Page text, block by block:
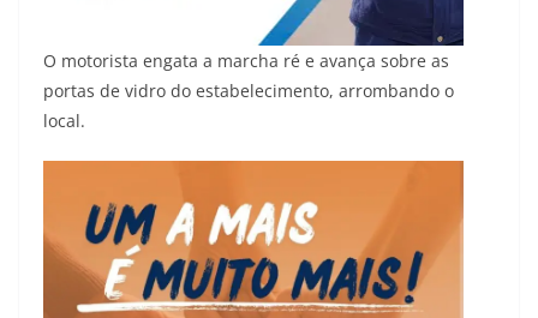
O motorista engata a marcha ré e avança sobre as
portas de vidro do estabelecimento, arrombando o
local.